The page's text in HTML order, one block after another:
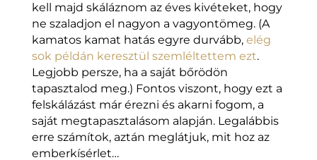
kell majd skáláznom az éves kivéteket, hogy
ne szaladjon el nagyon a vagyontömeg. (A
kamatos kamat hatás egyre durvább, elég
sok példán keresztül szemléltettem ezt.
Legjobb persze, ha a saját bőrödön
tapasztalod meg.) Fontos viszont, hogy ezt a
felskálázást már érezni és akarni fogom, a
saját megtapasztalásom alapján. Legalábbis
erre számítok, aztán meglátjuk, mit hoz az
emberkísérlet…